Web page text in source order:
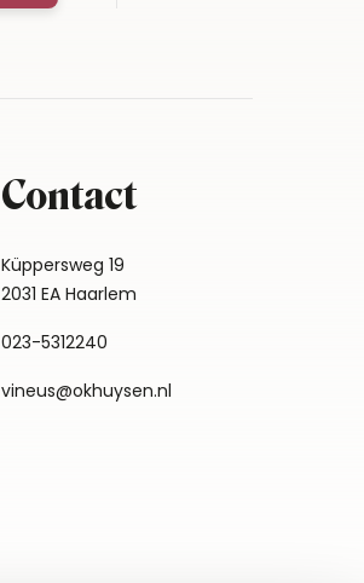
Contact
Küppersweg 19
2031 EA Haarlem
023-5312240
vineus@okhuysen.nl